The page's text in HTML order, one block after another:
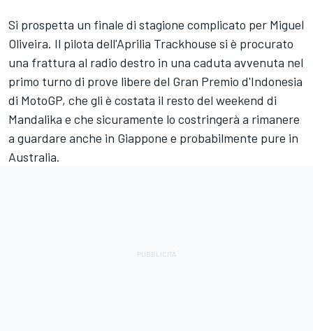
Si prospetta un finale di stagione complicato per Miguel
Oliveira. Il pilota dell'Aprilia Trackhouse si è procurato
una frattura al radio destro in una caduta avvenuta nel
primo turno di prove libere del Gran Premio d'Indonesia
di MotoGP, che gli è costata il resto del weekend di
Mandalika e che sicuramente lo costringerà a rimanere
a guardare anche in Giappone e probabilmente pure in
Australia.